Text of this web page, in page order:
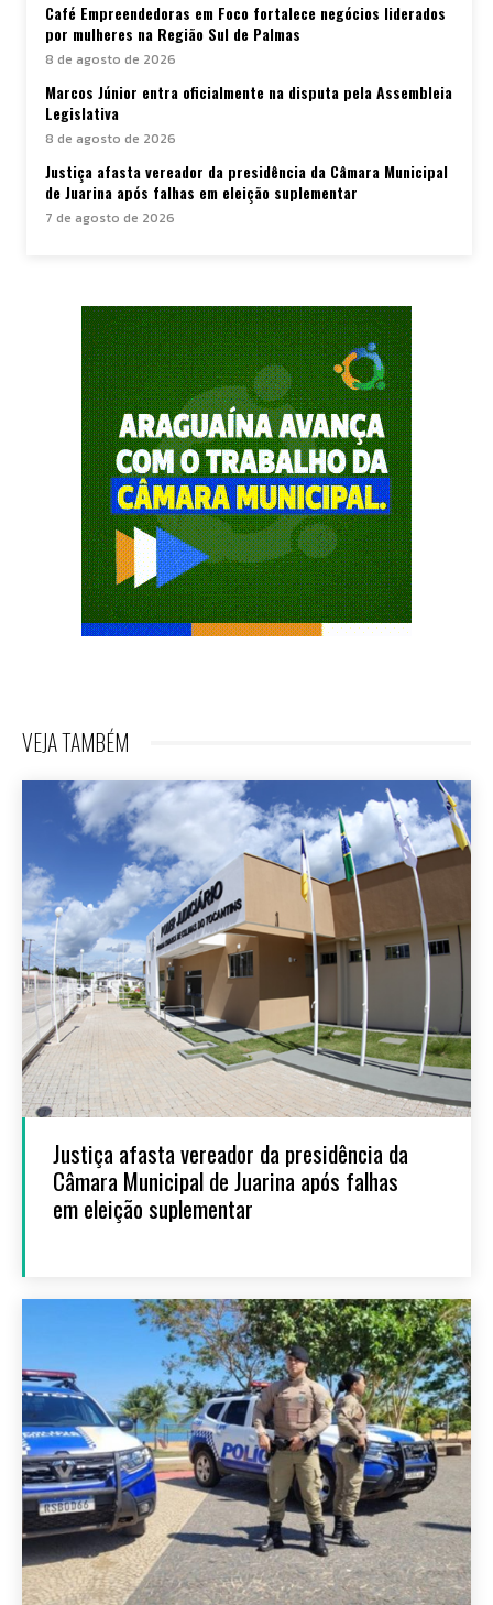
Café Empreendedoras em Foco fortalece negócios liderados
por mulheres na Região Sul de Palmas
8 de agosto de 2026
Marcos Júnior entra oficialmente na disputa pela Assembleia
Legislativa
8 de agosto de 2026
Justiça afasta vereador da presidência da Câmara Municipal
de Juarina após falhas em eleição suplementar
7 de agosto de 2026
VEJA TAMBÉM
Justiça afasta vereador da presidência da
Câmara Municipal de Juarina após falhas
em eleição suplementar